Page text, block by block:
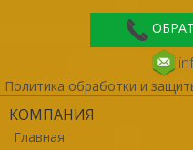
Политика обработки и
КОМПАНИЯ
Главная